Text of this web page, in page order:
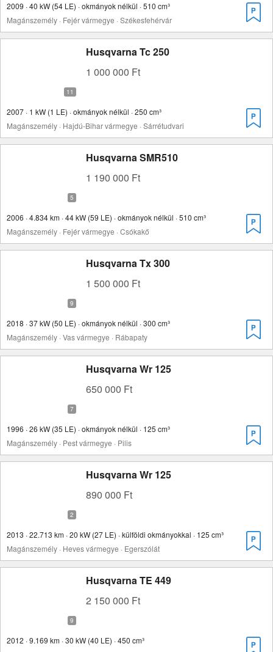
2009 · 40 kW (54 LE) · okmányok nélkül · 510 cm³
Magánszemély · Fejér vármegye · Székesfehérvár
Husqvarna Tc 250
1 000 000 Ft
2007 · 1 kW (1 LE) · okmányok nélkül · 250 cm³
Magánszemély · Hajdú-Bihar vármegye · Sárrétudvari
Husqvarna SMR510
1 190 000 Ft
2006 · 4.834 km · 44 kW (59 LE) · okmányok nélkül · 510 cm³
Magánszemély · Fejér vármegye · Csókakő
Husqvarna Tx 300
1 500 000 Ft
2018 · 37 kW (50 LE) · okmányok nélkül · 300 cm³
Magánszemély · Vas vármegye · Rábapaty
Husqvarna Wr 125
650 000 Ft
1996 · 26 kW (35 LE) · okmányok nélkül · 125 cm³
Magánszemély · Pest vármegye · Pilis
Husqvarna Wr 125
890 000 Ft
2013 · 22.713 km · 20 kW (27 LE) · külföldi okmányokkal · 125 cm³
Magánszemély · Heves vármegye · Egerszólát
Husqvarna TE 449
2 150 000 Ft
2012 · 9.169 km · 30 kW (40 LE) · 450 cm³